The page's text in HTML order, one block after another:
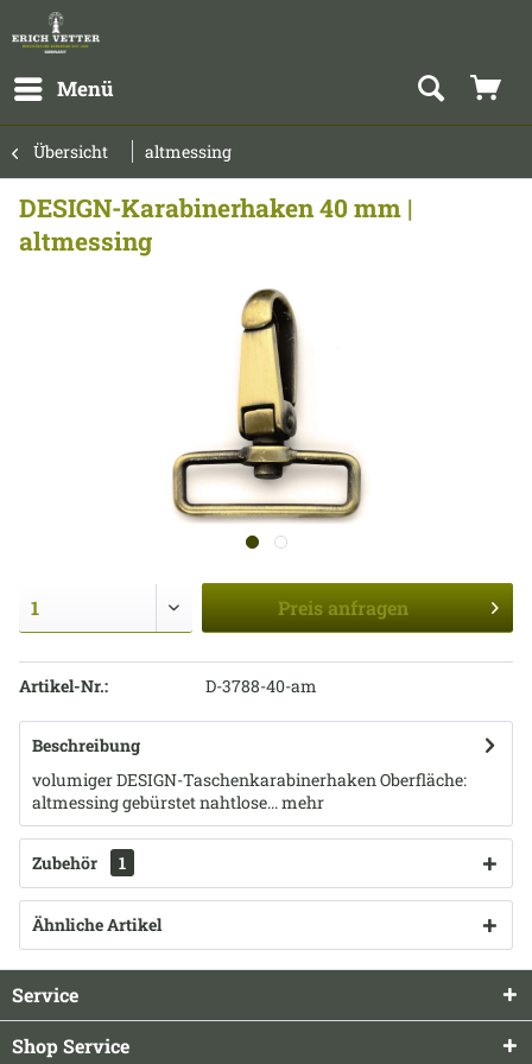
Menü
Übersicht altmessing
DESIGN-Karabinerhaken 40 mm |
altmessing
Preis anfragen
Artikel-Nr.: D-3788-40-am
Beschreibung
volumiger DESIGN-Taschenkarabinerhaken Oberfläche:
altmessing gebürstet nahtlose...mehr
Zubehör 1
Ähnliche Artikel
Service
Shop Service